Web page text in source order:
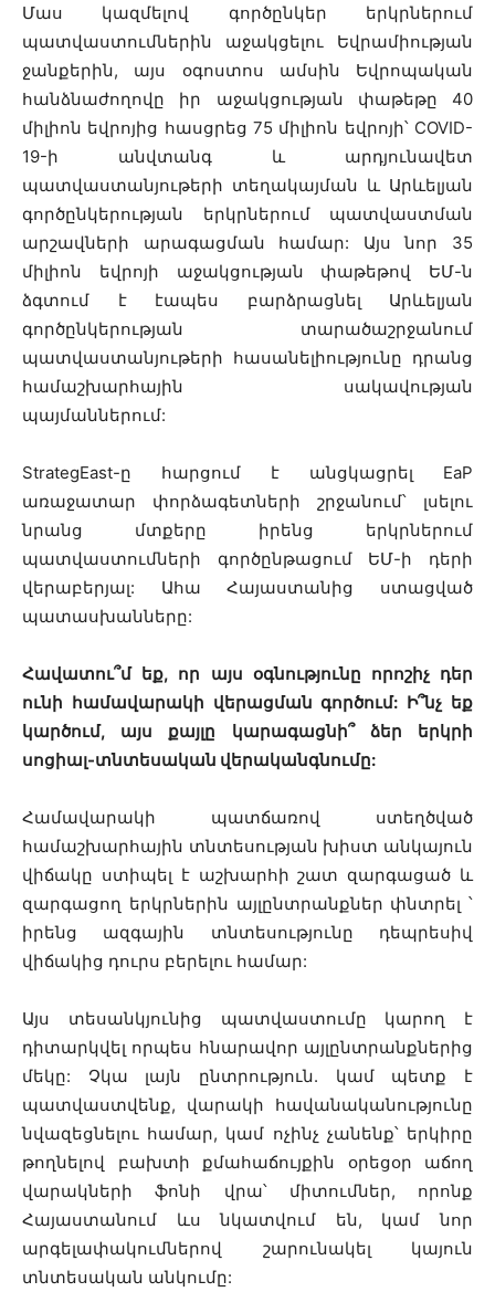
Մաս կազմելով գործընկեր երկրներում
պատվաստումներին աջակցելու Եվրամիության
ջանքերին, այս օգոստոս ամսին Եվրոպական
հանձնաժողովը իր աջակցության փաթեթը 40
միլիոն եվրոյից հասցրեց 75 միլիոն եվրոյի՝ COVID-
19-ի անվտանգ և արդյունավետ
պատվաստանյութերի տեղակայման և Արևելյան
գործընկերության երկրներում պատվաստման
արշավների արագացման համար: Այս նոր 35
միլիոն եվրոյի աջակցության փաթեթով ԵՄ-ն
ձգտում է էապես բարձրացնել Արևելյան
գործընկերության տարածաշրջանում
պատվաստանյութերի հասանելիությունը դրանց
համաշխարհային սակավության
պայմաններում:
StrategEast-ը հարցում է անցկացրել EaP
առաջատար փորձագետների շրջանում՝ լսելու
նրանց մտքերը իրենց երկրներում
պատվաստումների գործընթացում ԵՄ-ի դերի
վերաբերյալ: Ահա Հայաստանից ստացված
պատասխանները:
Հավատու՞մ եք, որ այս օգնությունը որոշիչ դեր
ունի համավարակի վերացման գործում: Ի՞նչ եք
կարծում, այս քայլը կարագացնի՞ ձեր երկրի
սոցիալ-տնտեսական վերականգնումը:
Համավարակի պատճառով ստեղծված
համաշխարհային տնտեսության խիստ անկայուն
վիճակը ստիպել է աշխարհի շատ զարգացած և
զարգացող երկրներին այլընտրանքներ փնտրել ՝
իրենց ազգային տնտեսությունը դեպրեսիվ
վիճակից դուրս բերելու համար:
Այս տեսանկյունից պատվաստումը կարող է
դիտարկվել որպես հնարավոր այլընտրանքներից
մեկը: Չկա լայն ընտրություն. կամ պետք է
պատվաստվենք, վարակի հավանականությունը
նվազեցնելու համար, կամ ոչինչ չանենք՝ երկիրը
թողնելով բախտի քմահաճույքին օրեցօր աճող
վարակների ֆոնի վրա՝ միտումներ, որոնք
Հայաստանում ևս նկատվում են, կամ նոր
արգելափակումներով շարունակել կայուն
տնտեսական անկումը: